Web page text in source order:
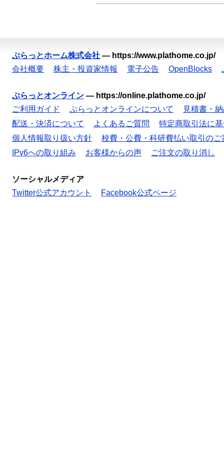
ぷらっとホーム株式会社 — https://www.plathome.co.jp/
会社概要
株主・投資家情報 電子公告 OpenBlocks
ぷらっとオンライン — https://online.plathome.co.jp/
ご利用ガイド
ぷらっとオンラインについて
見積書・
配送・決済について
よくあるご質問
特定商取引法に
個人情報取り扱い方針
校費・公費・科研費払い取引のご
IPv6への取り組み
お客様からの声 ご注文の取り消し
ソーシャルメディア
Twitter公式アカウント
Facebook公式ページ